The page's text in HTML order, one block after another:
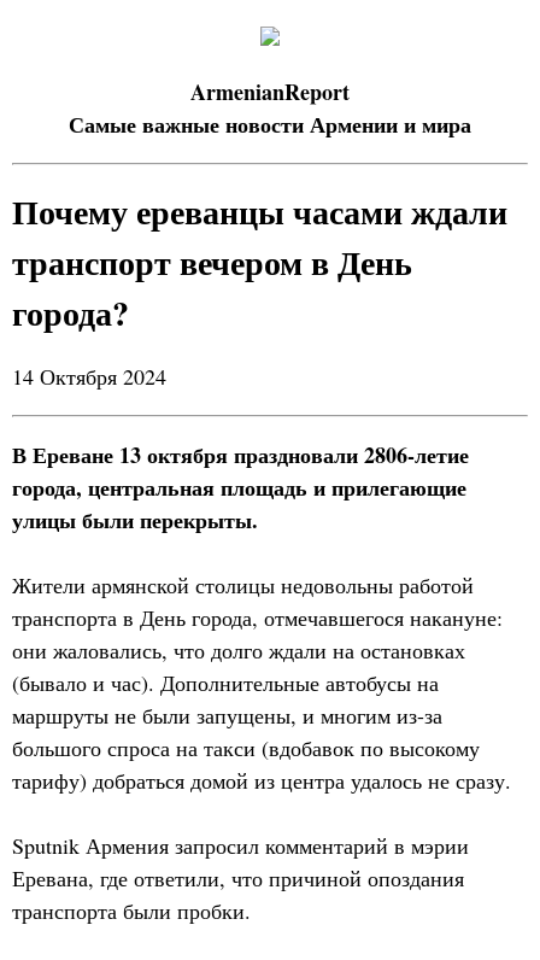
ArmenianReport
Самые важные новости Армении и мира
Почему ереванцы часами ждали
транспорт вечером в День
города?
14 Октября 2024
В Ереване 13 октября праздновали 2806-летие
города, центральная площадь и прилегающие
улицы были перекрыты.
Жители армянской столицы недовольны работой
транспорта в День города, отмечавшегося накануне:
они жаловались, что долго ждали на остановках
(бывало и час). Дополнительные автобусы на
маршруты не были запущены, и многим из-за
большого спроса на такси (вдобавок по высокому
тарифу) добраться домой из центра удалось не сразу.
Sputnik Армения запросил комментарий в мэрии
Еревана, где ответили, что причиной опоздания
транспорта были пробки.